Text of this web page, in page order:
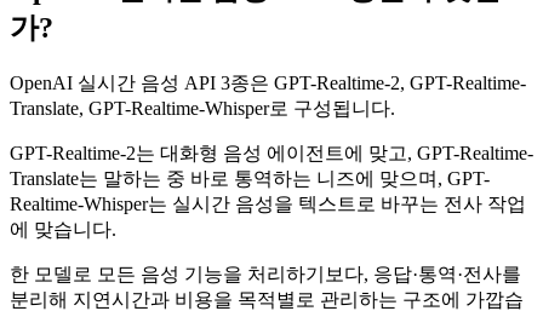
가?
OpenAI 실시간 음성 API 3종은 GPT-Realtime-2, GPT-Realtime-
Translate, GPT-Realtime-Whisper로 구성됩니다.
GPT-Realtime-2는 대화형 음성 에이전트에 맞고, GPT-Realtime-
Translate는 말하는 중 바로 통역하는 니즈에 맞으며, GPT-
Realtime-Whisper는 실시간 음성을 텍스트로 바꾸는 전사 작업
에 맞습니다.
한 모델로 모든 음성 기능을 처리하기보다, 응답·통역·전사를
분리해 지연시간과 비용을 목적별로 관리하는 구조에 가깝습